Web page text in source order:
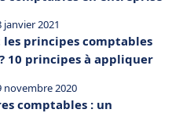
janvier 2021
les principes comptables
10 principes à appliquer
novembre 2020
comptables : un